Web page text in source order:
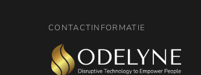
CONTACTINFORMATIE